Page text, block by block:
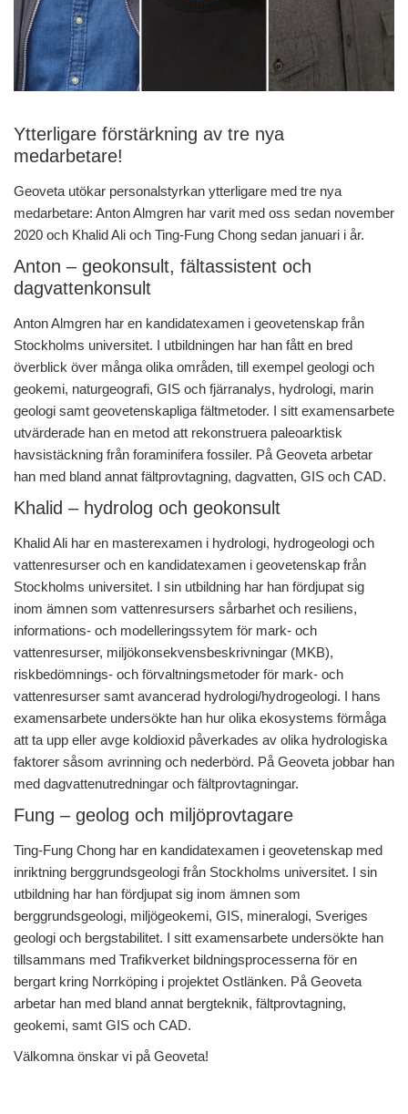
Ytterligare förstärkning av tre nya
medarbetare!
Geoveta utökar personalstyrkan ytterligare med tre nya
medarbetare: Anton Almgren har varit med oss sedan november
2020 och Khalid Ali och Ting-Fung Chong sedan januari i år.
Anton – geokonsult, fältassistent och
dagvattenkonsult
Anton Almgren har en kandidatexamen i geovetenskap från
Stockholms universitet. I utbildningen har han fått en bred
överblick över många olika områden, till exempel geologi och
geokemi, naturgeografi, GIS och fjärranalys, hydrologi, marin
geologi samt geovetenskapliga fältmetoder. I sitt examensarbete
utvärderade han en metod att rekonstruera paleoarktisk
havsistäckning från foraminifera fossiler. På Geoveta arbetar
han med bland annat fältprovtagning, dagvatten, GIS och CAD.
Khalid – hydrolog och geokonsult
Khalid Ali har en masterexamen i hydrologi, hydrogeologi och
vattenresurser och en kandidatexamen i geovetenskap från
Stockholms universitet. I sin utbildning har han fördjupat sig
inom ämnen som vattenresursers sårbarhet och resiliens,
informations- och modelleringssytem för mark- och
vattenresurser, miljökonsekvensbeskrivningar (MKB),
riskbedömnings- och förvaltningsmetoder för mark- och
vattenresurser samt avancerad hydrologi/hydrogeologi. I hans
examensarbete undersökte han hur olika ekosystems förmåga
att ta upp eller avge koldioxid påverkades av olika hydrologiska
faktorer såsom avrinning och nederbörd. På Geoveta jobbar han
med dagvattenutredningar och fältprovtagningar.
Fung – geolog och miljöprovtagare
Ting-Fung Chong har en kandidatexamen i geovetenskap med
inriktning berggrundsgeologi från Stockholms universitet. I sin
utbildning har han fördjupat sig inom ämnen som
berggrundsgeologi, miljögeokemi, GIS, mineralogi, Sveriges
geologi och bergstabilitet. I sitt examensarbete undersökte han
tillsammans med Trafikverket bildningsprocesserna för en
bergart kring Norrköping i projektet Ostlänken. På Geoveta
arbetar han med bland annat bergteknik, fältprovtagning,
geokemi, samt GIS och CAD.
Välkomna önskar vi på Geoveta!